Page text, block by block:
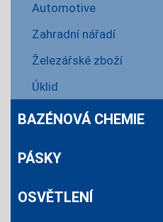
Automotive
Zahradní nářadí
Železářské zboží
Úklid
BAZÉNOVÁ CHEMIE
PÁSKY
OSVĚTLENÍ